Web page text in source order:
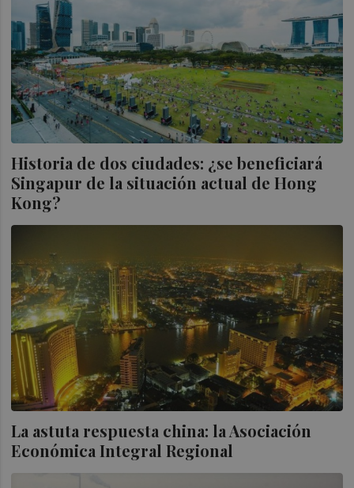
Historia de dos ciudades: ¿se beneficiará
Singapur de la situación actual de Hong
Kong?
La astuta respuesta china: la Asociación
Económica Integral Regional